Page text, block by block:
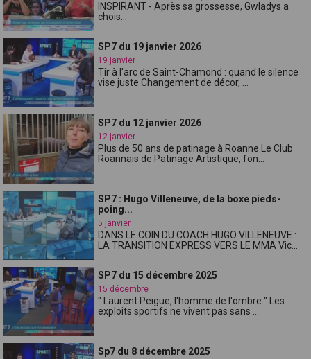
INSPIRANT - Après sa grossesse, Gwladys a
chois...
SP7 du 19 janvier 2026
19 janvier
Tir à l'arc de Saint-Chamond : quand le silence
vise juste Changement de décor, ...
SP7 du 12 janvier 2026
12 janvier
Plus de 50 ans de patinage à Roanne Le Club
Roannais de Patinage Artistique, fon...
SP7 : Hugo Villeneuve, de la boxe pieds-
poing...
5 janvier
DANS LE COIN DU COACH HUGO VILLENEUVE :
LA TRANSITION EXPRESS VERS LE MMA Vic...
SP7 du 15 décembre 2025
15 décembre
" Laurent Peigue, l'homme de l'ombre " Les
exploits sportifs ne vivent pas sans ...
Sp7 du 8 décembre 2025